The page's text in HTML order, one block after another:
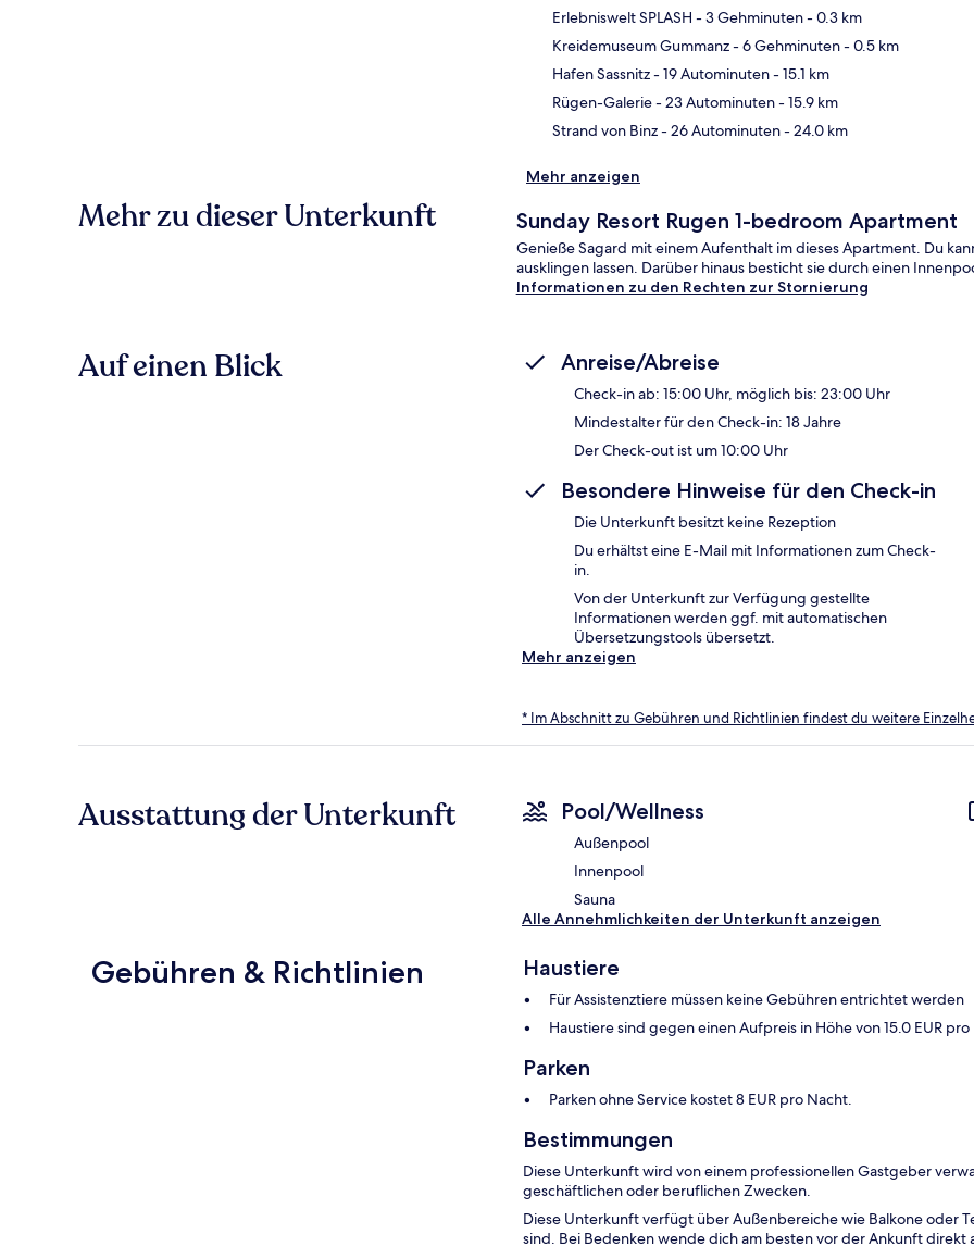
Erlebniswelt SPLASH - 3 Gehminuten- 0.3 km
Kreidemuseum Gummanz- 6 Gehminuten- 0.5 km
Hafen Sassnitz- 19 Autominuten- 15.1 km
Rügen-Galerie- 23 Autominuten- 15.9 km
Strand von Binz- 26 Autominuten- 24.0 km
Mehr anzeigen
Mehr zu dieser Unterkunft Sunday Resort Rugen 1-bedroom Apartment
Genieße Sagard mit einem Aufenthalt im dieses Apartment. Du
ausklingen lassen. Darüber hinaus besticht sie durch einen
Informationen zu den Rechten zur Stornierung
Auf einen Blick Anreise/Abreise
Check-in ab: 15:00 Uhr, möglich bis: 23:00 Uhr
Mindestalter für den Check-in: 18 Jahre
Der Check-out ist um 10:00 Uhr
Besondere Hinweise für den Check-in
Die Unterkunft besitzt keine Rezeption
Du erhältst eine E-Mail mit Informationen zum Check-
in.
Von der Unterkunft zur Verfügung gestellte
Informationen werden ggf. mit automatischen
Übersetzungstools übersetzt.
Mehr anzeigen
* Im Abschnitt zu Gebühren und Richtlinien findest du weitere
Ausstattung der Unterkunft Pool/Wellness
Außenpool
Innenpool
Sauna
Alle Annehmlichkeiten der Unterkunft anzeigen
Gebühren & Richtlinien Haustiere
Für Assistenztiere müssen keine Gebühren entrichtet werden
Haustiere sind gegen einen Aufpreis in Höhe von 15.0 EUR
Parken
Parken ohne Service kostet 8 EUR pro Nacht.
Bestimmungen
Diese Unterkunft wird von einem professionellen Gastgeber
geschäftlichen oder beruflichen Zwecken.
Diese Unterkunft verfügt über Außenbereiche wie Balkone oder
sind. Bei Bedenken wende dich am besten vor der Ankunft direkt